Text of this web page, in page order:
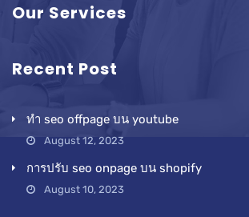
Our Services
Recent Post
ทำ seo offpage บน youtube
August 12, 2023
การปรับ seo onpage บน shopify
August 10, 2023